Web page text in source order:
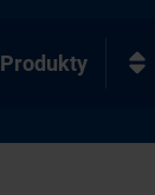
Produkty